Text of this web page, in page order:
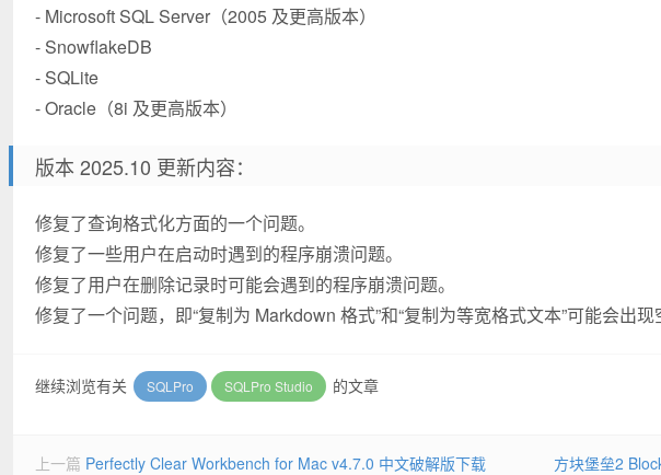
- Microsoft SQL Server（2005 及更高版本）
- SnowflakeDB
- SQLite
- Oracle（8i 及更高版本）
版本 2025.10 更新内容：
修复了查询格式化方面的一个问题。
修复了一些用户在启动时遇到的程序崩溃问题。
修复了用户在删除记录时可能会遇到的程序崩溃问题。
修复了一个问题，即“复制为 Markdown 格式”和“复制为等宽格式文本”可能会出现
继续浏览有关 SQLPro SQLPro Studio 的文章
上一篇 Perfectly Clear Workbench for Mac v4.7.0 中文破解版下载 方块堡垒2